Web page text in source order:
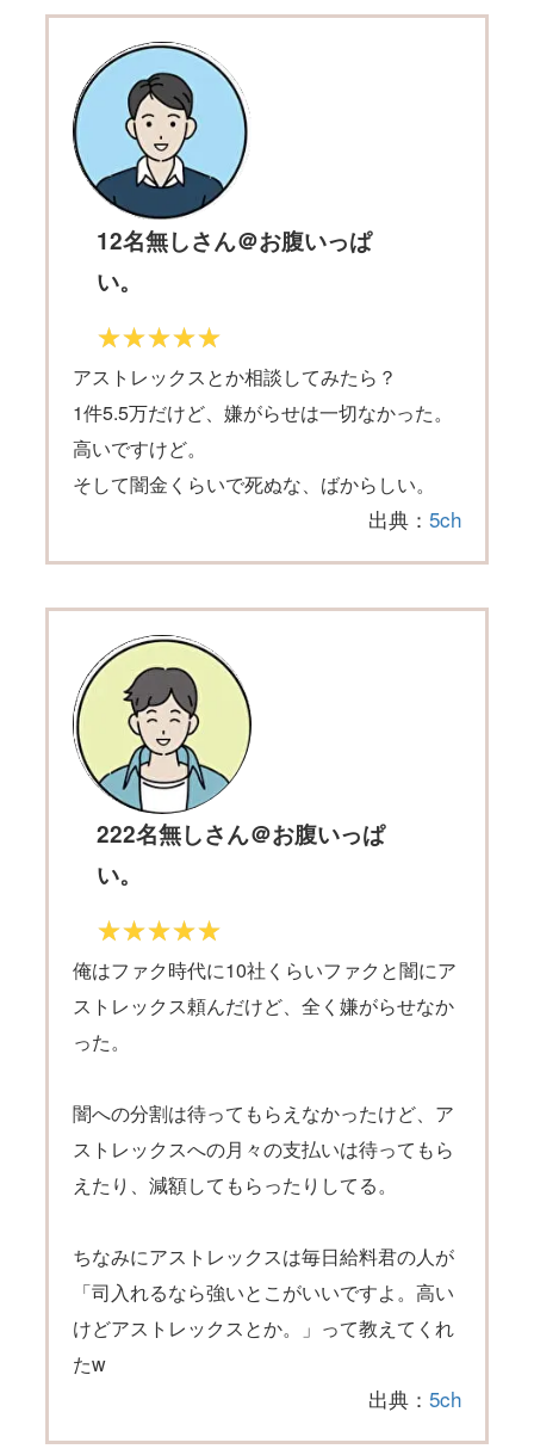
12名無しさん＠お腹いっぱ
い。
アストレックスとか相談してみたら？
1件5.5万だけど、嫌がらせは一切なかった。
高いですけど。
そして闇金くらいで死ぬな、ばからしい。
出典：5ch
222名無しさん＠お腹いっぱ
い。
俺はファク時代に10社くらいファクと闇にア
ストレックス頼んだけど、全く嫌がらせなか
った。
闇への分割は待ってもらえなかったけど、ア
ストレックスへの月々の支払いは待ってもら
えたり、減額してもらったりしてる。
ちなみにアストレックスは毎日給料君の人が
「司入れるなら強いとこがいいですよ。高い
けどアストレックスとか。」って教えてくれ
たw
出典：5ch